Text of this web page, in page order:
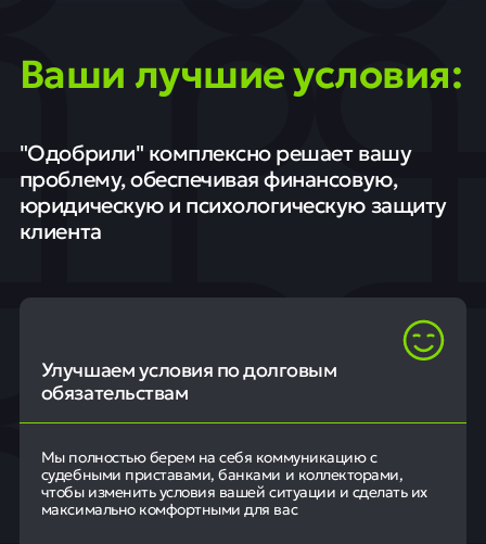
Ваши лучшие условия:
"Одобрили" комплексно решает вашу
проблему, обеспечивая финансовую,
юридическую и психологическую защиту
клиента
Улучшаем условия по долговым
обязательствам
Мы полностью берем на себя коммуникацию с
судебными приставами, банками и коллекторами,
чтобы изменить условия вашей ситуации и сделать их
максимально комфортными для вас